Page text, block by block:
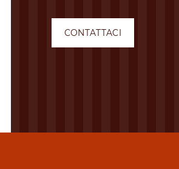
CONTATTACI